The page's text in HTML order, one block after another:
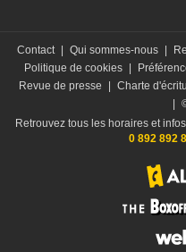
Contact Qui sommes-nous
Politique de cookies
Revue de presse
Charte
Retrouvez tous les horaires et
0 892 892